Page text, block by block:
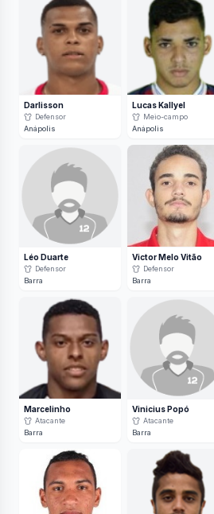
Darlisson
Defensor
Anápolis
Lucas Kallyel
Meio-campo
Anápolis
Léo Duarte
Defensor
Barra
Victor Melo Vitão
Defensor
Barra
Marcelinho
Atacante
Barra
Vinicius Popó
Atacante
Barra